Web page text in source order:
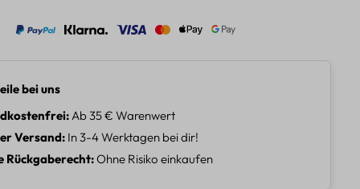
bei uns
Ab 35 € Warenwert
Versand In 3-4 Werktagen bei dir!
Rückgaberecht Ohne Risiko einkaufen